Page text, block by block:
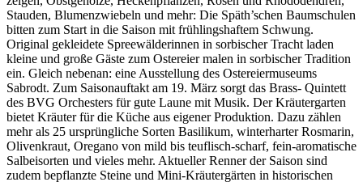
Stauden, Blumenzwiebeln und mehr: Die Späth’schen Baumschulen
bitten zum Start in die Saison mit frühlingshaftem Schwung.
Original gekleidete Spreewälderinnen in sorbischer Tracht laden
kleine und große Gäste zum Ostereier malen in sorbischer Tradition
ein. Gleich nebenan: eine Ausstellung des Ostereiermuseums
Sabrodt. Zum Saisonauftakt am 19. März sorgt das Brass- Quintett
des BVG Orchesters für gute Laune mit Musik. Der Kräutergarten
bietet Kräuter für die Küche aus eigener Produktion. Dazu zählen
mehr als 25 ursprüngliche Sorten Basilikum, winterharter Rosmarin,
Olivenkraut, Oregano von mild bis teuflisch-scharf, fein-aromatische
Salbeisorten und vieles mehr. Aktueller Renner der Saison sind
zudem bepflanzte Steine und Mini-Kräutergärten in historischen